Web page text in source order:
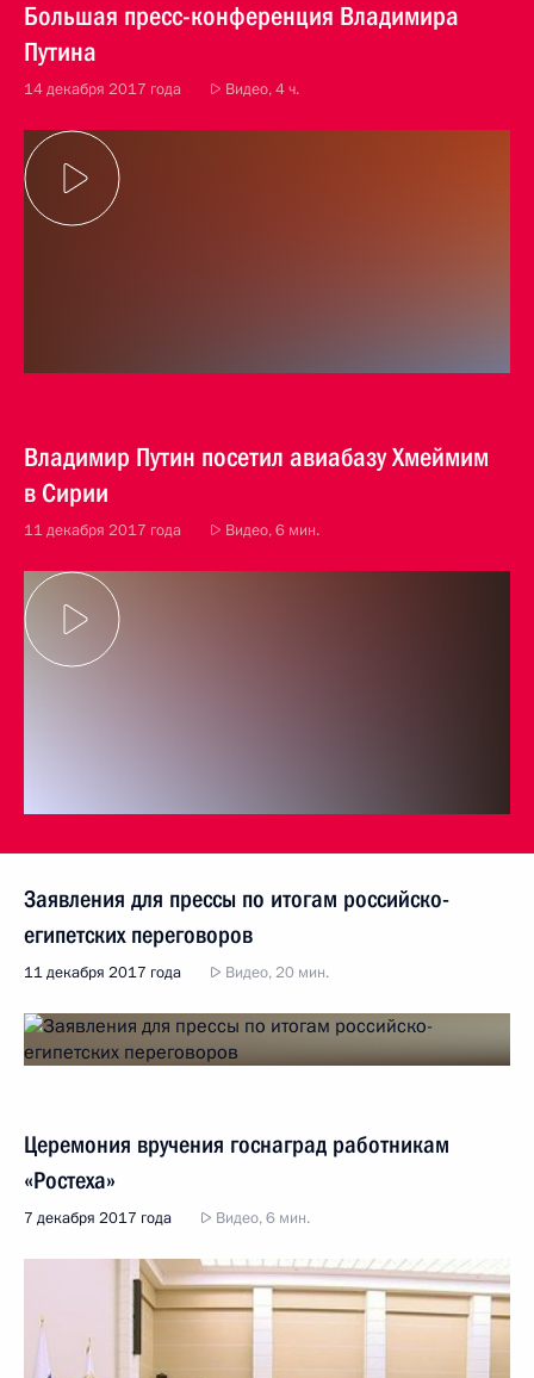
Большая пресс-конференция Владимира
Путина
14 декабря 2017 года Видео, 4 ч.
Владимир Путин посетил авиабазу Хмеймим
в Сирии
11 декабря 2017 года Видео, 6 мин.
Заявления для прессы по итогам российско-
египетских переговоров
11 декабря 2017 года Видео, 20 мин.
Церемония вручения госнаград работникам
«Ростеха»
7 декабря 2017 года Видео, 6 мин.